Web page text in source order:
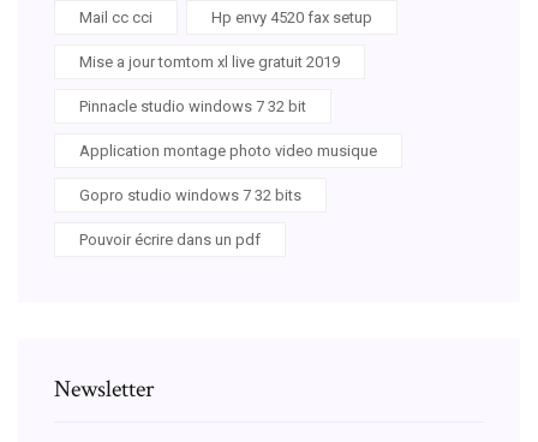
Mail cc cci Hp envy 4520 fax setup
Mise a jour tomtom xl live gratuit 2019
Pinnacle studio windows 7 32 bit
Application montage photo video musique
Gopro studio windows 7 32 bits
Pouvoir écrire dans un pdf
Newsletter